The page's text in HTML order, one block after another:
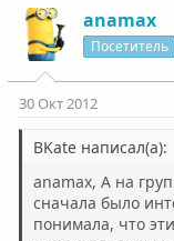
anamax
Посетитель
30 Окт 2012
BKate написал(а):
anamax, А на
сначала было
понимала, что